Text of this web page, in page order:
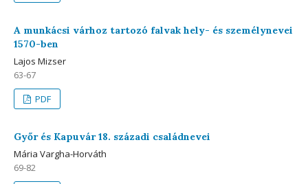
A munkácsi várhoz tartozó falvak hely- és személynevei
1570-ben
Lajos Mizser
63-67
PDF
Győr és Kapuvár 18. századi családnevei
Mária Vargha-Horváth
69-82